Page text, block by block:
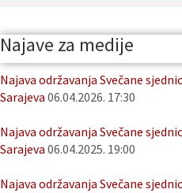
Najave za medije
Najava održavanja Svečane
Sarajeva 06.04.2026. 17:30
Najava održavanja Svečane
Sarajeva 06.04.2025. 19:00
Najava održavanja Svečane